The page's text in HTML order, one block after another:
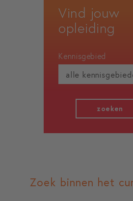
Vind jouw
opleiding
Kennisgebied
zoeken
Zoek binnen het